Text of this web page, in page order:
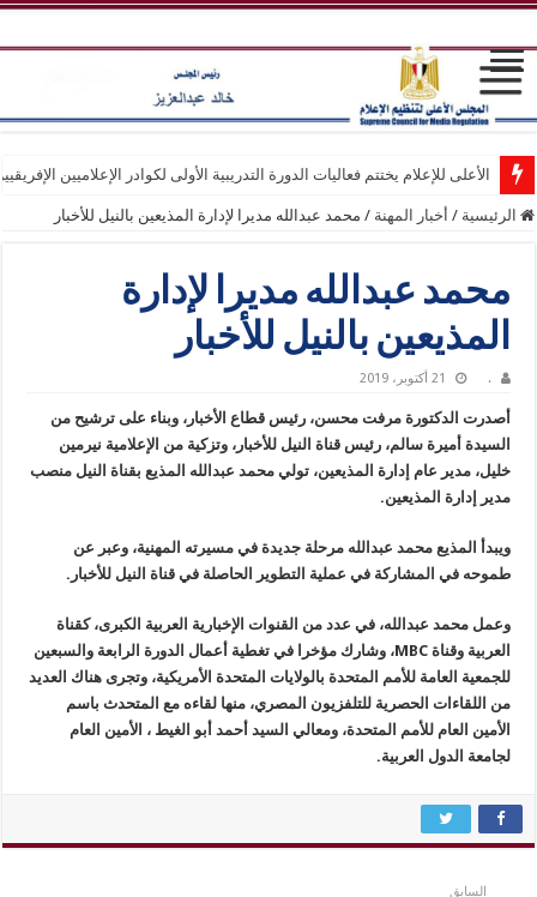
الأعلى للإعلام يختتم فعاليات الدورة التدريبية الأولى لكوادر الإعلاميين
الرئيسية / أخبار المهنة / محمد عبدالله مديرا لإدارة المذيعين بالنيل للأخبار
محمد عبدالله مديرا لإدارة
المذيعين بالنيل للأخبار
. 21 أكتوبر، 2019
أصدرت الدكتورة مرفت محسن، رئيس قطاع الأخبار، وبناء على ترشيح من
السيدة أميرة سالم، رئيس قناة النيل للأخبار، وتزكية من الإعلامية نيرمين
خليل، مدير عام إدارة المذيعين، تولي محمد عبدالله المذيع بقناة النيل منصب
مدير إدارة المذيعين.
ويبدأ المذيع محمد عبدالله مرحلة جديدة في مسيرته المهنية، وعبر عن
طموحه في المشاركة في عملية التطوير الحاصلة في قناة النيل للأخبار.
وعمل محمد عبدالله، في عدد من القنوات الإخبارية العربية الكبرى، كقناة
العربية وقناة MBC، وشارك مؤخرا في تغطية أعمال الدورة الرابعة والسبعين
للجمعية العامة للأمم المتحدة بالولايات المتحدة الأمريكية، وتجرى هناك العديد
من اللقاءات الحصرية للتلفزيون المصري، منها لقاءه مع المتحدث باسم
الأمين العام للأمم المتحدة، ومعالي السيد أحمد أبو الغيط ، الأمين العام
لجامعة الدول العربية.
السابق